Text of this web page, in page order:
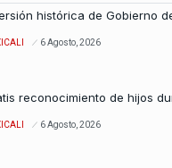
histórica de Gobierno
6 Agosto, 2026
reconocimiento de hijos
6 Agosto, 2026